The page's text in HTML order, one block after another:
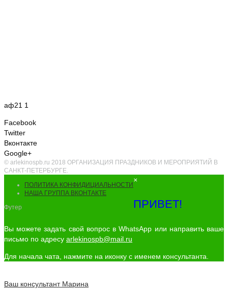
аф21 1
Facebook
Twitter
Вконтакте
Google+
© arlekinospb.ru 2018 ОРГАНИЗАЦИЯ ПРАЗДНИКОВ И МЕРОПРИЯТИЙ В
САНКТ-ПЕТЕРБУРГЕ.
ПОЛИТИКА КОНФИДИЦИАЛЬНОСТИ
НАША ГРУППА ВКОНТАКТЕ
Футер
×
ПРИВЕТ!
Вы можете задать свой вопрос в WhatsApp или направить ваше
письмо по адресу arlekinospb@mail.ru
Для начала чата, нажмите на иконку с именем консультанта.
Ваш консультант Марина